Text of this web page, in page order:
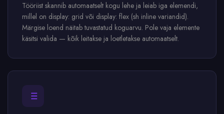
Tööriist skannib automaatselt kogu lehe ja leiab iga elemendi,
millel on display: grid või display: flex (sh inline variandid).
Märgise loend näitab tuvastatud koguarvu. Pole vaja elemente
käsitsi valida — kõik leitakse ja loetletakse automaatselt.